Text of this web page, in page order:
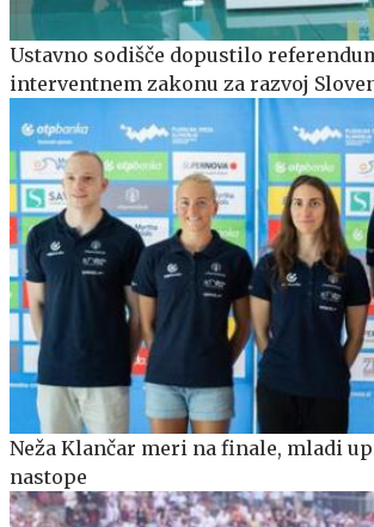
Ustavno sodišče dopustilo
interventnem zakonu za razvoj
Neža Klančar meri na finale, mladi
nastope